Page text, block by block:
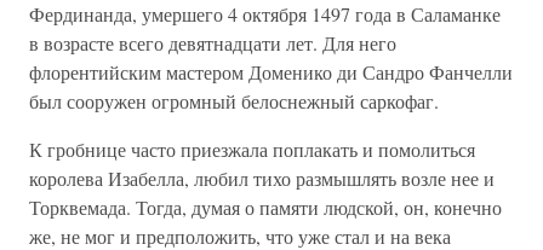
Фердинанда, умершего 4 октября 1497 года в Саламанке
в возрасте всего девятнадцати лет. Для него
флорентийским мастером Доменико ди Сандро Фанчелли
был сооружен огромный белоснежный саркофаг.
К гробнице часто приезжала поплакать и помолиться
королева Изабелла, любил тихо размышлять возле нее и
Торквемада. Тогда, думая о памяти людской, он, конечно
же, не мог и предположить, что уже стал и на века